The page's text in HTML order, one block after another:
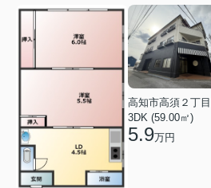
高知市高須２丁目
3DK (59.00㎡)
5.9万円